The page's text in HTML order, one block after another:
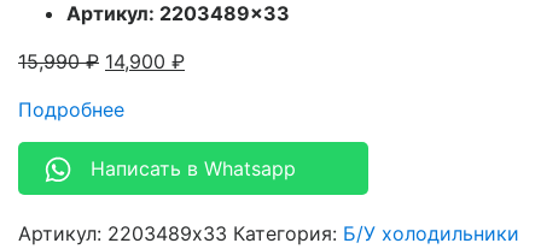
Артикул: 2203489×33
15,990₽ 14,900 ₽
Подробнее
Написать в Whatsapp
Артикул: 2203489x33 Категория: Б/У холодильники